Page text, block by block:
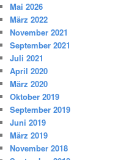
Mai 2026
März 2022
November 2021
September 2021
Juli 2021
April 2020
März 2020
Oktober 2019
September 2019
Juni 2019
März 2019
November 2018